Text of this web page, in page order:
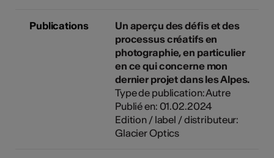
Publications
Un aperçu des défis et des
processus créatifs en
photographie, en particulier
en ce qui concerne mon
dernier projet dans les Alpes.
Type de publication: Autre
Publié en: 01.02.2024
Edition / label / distributeur:
Glacier Optics